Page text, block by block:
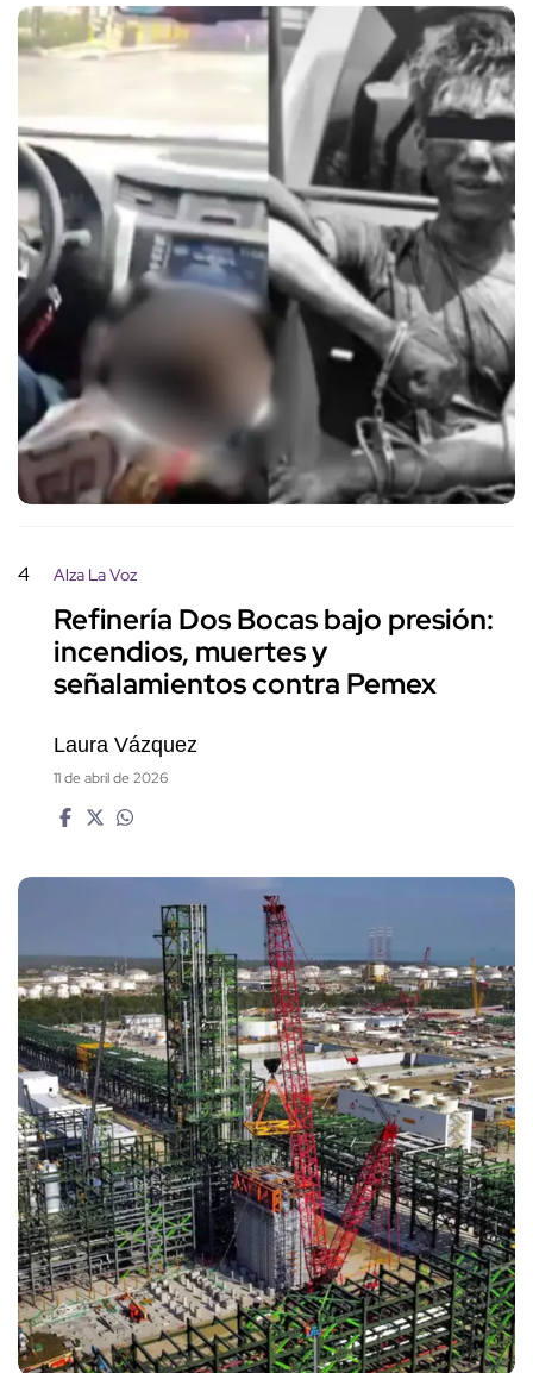
4 Alza La Voz
Refinería Dos Bocas bajo presión:
incendios, muertes y
señalamientos contra Pemex
Laura Vázquez
11 de abril de 2026